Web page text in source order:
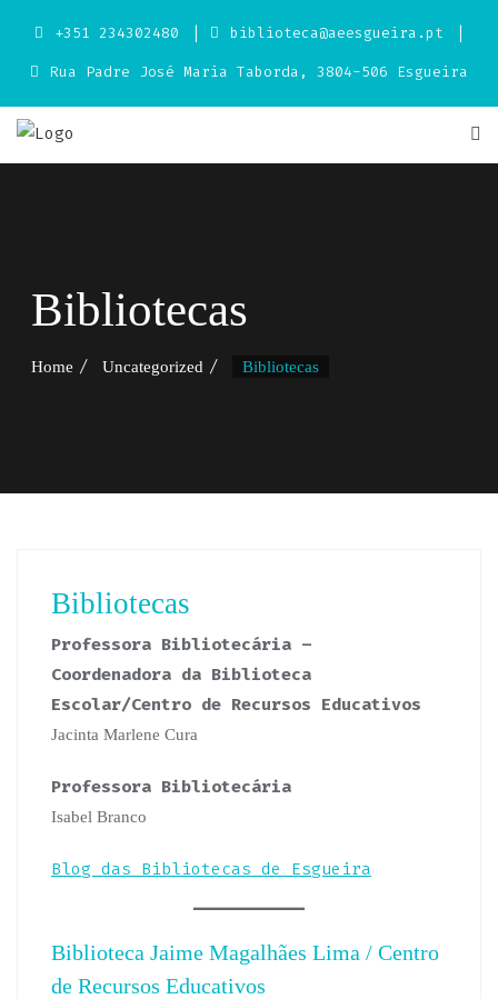
content
+351 234302480 biblioteca@aeesgueira.pt
Rua Padre José Maria Taborda, 3804-506 Esgueira
Bibliotecas
Home Uncategorized Bibliotecas
Bibliotecas
Professora Bibliotecária –
Coordenadora da Biblioteca
Escolar/Centro de Recursos Educativos
Jacinta Marlene Cura
Professora Bibliotecária
Isabel Branco
Blog das Bibliotecas de Esgueira
Biblioteca Jaime Magalhães Lima / Centro
de Recursos Educativos